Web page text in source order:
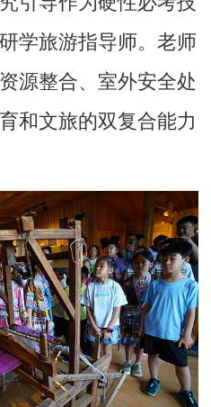
学旅游指导师。老师
源整合、室外安全处
和文旅的双复合能力